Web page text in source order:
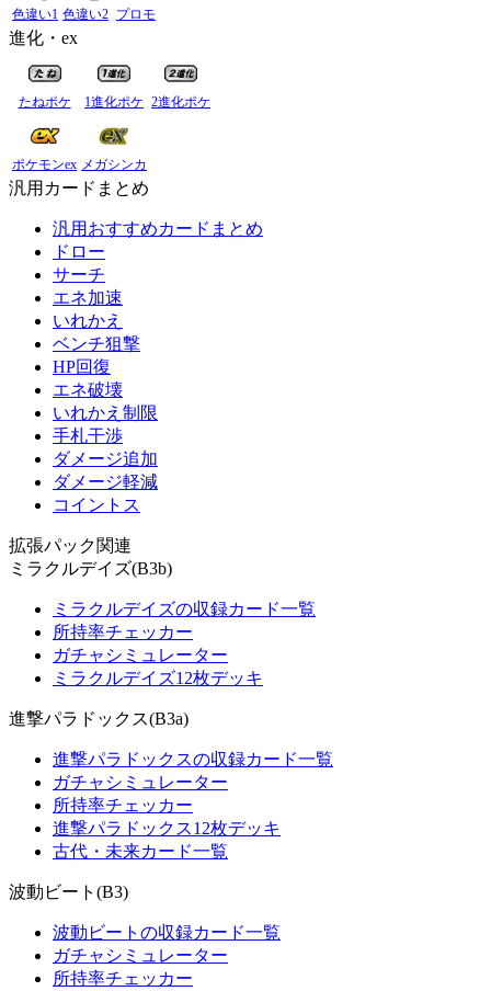
色違い1 色違い2 プロモ
進化・ex
たねポケ 1進化ポケ 2進化ポケ
ポケモンex メガシンカ
汎用カードまとめ
汎用おすすめカードまとめ
ドロー
サーチ
エネ加速
いれかえ
ベンチ狙撃
HP回復
エネ破壊
いれかえ制限
手札干渉
ダメージ追加
ダメージ軽減
コイントス
拡張パック関連
ミラクルデイズ(B3b)
ミラクルデイズの収録カード一覧
所持率チェッカー
ガチャシミュレーター
ミラクルデイズ12枚デッキ
進撃パラドックス(B3a)
進撃パラドックスの収録カード一覧
ガチャシミュレーター
所持率チェッカー
進撃パラドックス12枚デッキ
古代・未来カード一覧
波動ビート(B3)
波動ビートの収録カード一覧
ガチャシミュレーター
所持率チェッカー